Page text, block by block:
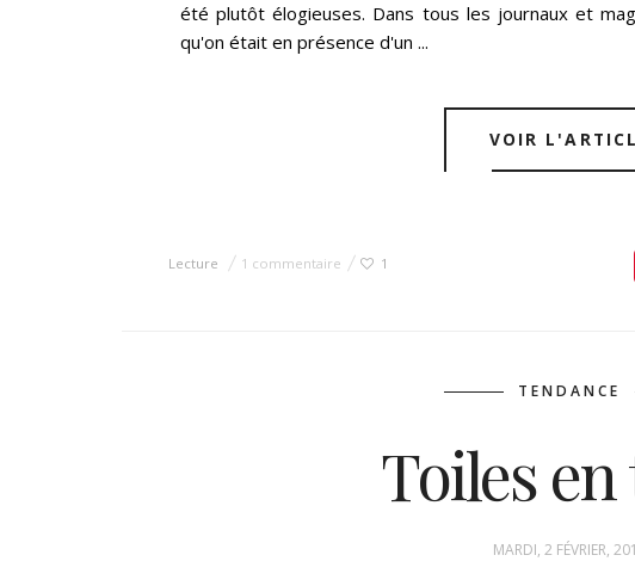
été plutôt élogieuses. Dans tous les journaux et
qu'on était en présence d'un ...
VOIR
Lecture 1 commentaire 1
TENDANCE
Toiles en
MARDI, 2 FÉVRIER,